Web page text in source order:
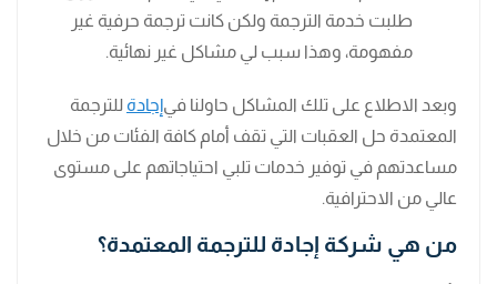
طلبت خدمة الترجمة ولكن كانت ترجمة حرفية غير
مفهومة، وهذا سبب لي مشاكل غير نهائية.
وبعد الاطلاع على تلك المشاكل حاولنا فيإجادة للترجمة
المعتمدة حل العقبات التي تقف أمام كافة الفئات من خلال
مساعدتهم في توفير خدمات تلبي احتياجاتهم على مستوى
عالي من الاحترافية.
من هي شركة إجادة للترجمة المعتمدة؟